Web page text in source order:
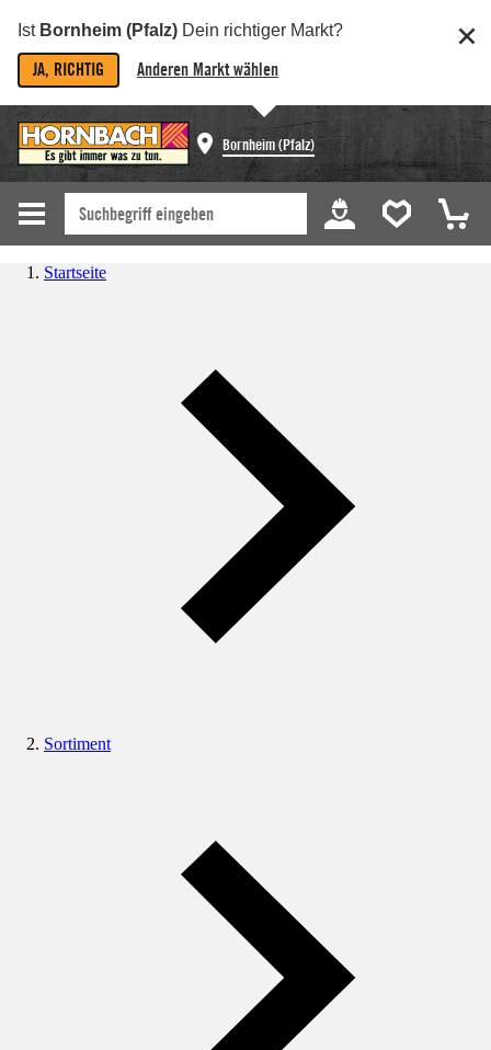
Ist Bornheim (Pfalz) Dein richtiger Markt?
JA, RICHTIG Anderen Markt wählen
Bornheim (Pfalz)
Startseite
Sortiment